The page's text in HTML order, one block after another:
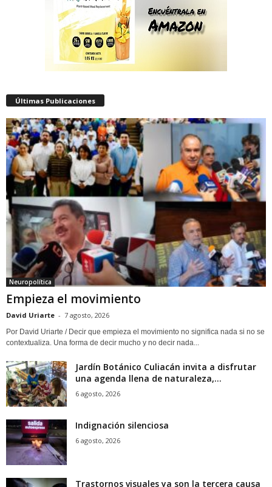
Últimas Publicaciones
Neuropolítica
Empieza el movimiento
David Uriarte - 7 agosto, 2026
Por David Uriarte / Decir que empieza el movimiento no significa nada si no se
contextualiza. Una forma de decir mucho y no decir nada...
Jardín Botánico Culiacán invita a disfrutar
una agenda llena de naturaleza,...
6 agosto, 2026
Indignación silenciosa
6 agosto, 2026
Trastornos visuales ya son la tercera causa